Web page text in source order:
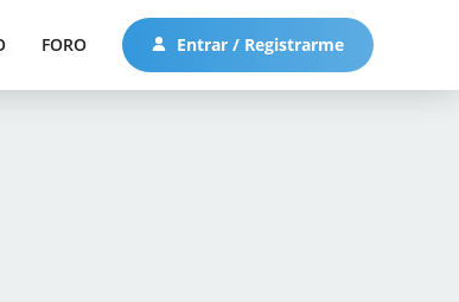
FORO Entrar / Registrarme